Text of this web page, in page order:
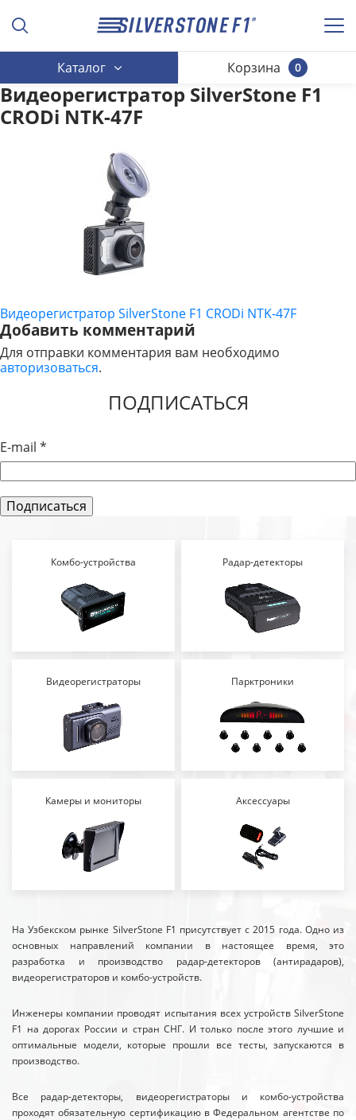
Каталог 0
Корзина
Видеорегистратор SilverStone F1
CRODi NTK-47F
НАВИГАЦИЯ
ПО
ЗАПИСЯМ
Видеорегистратор SilverStone F1 CRODi NTK-47F
Добавить комментарий
Для отправки комментария вам необходимо
авторизоваться.
ПОДПИСАТЬСЯ
E-mail *
Комбо-устройства Радар-детекторы
Видеорегистраторы Парктроники
Камеры и мониторы Аксессуары
На Узбекском рынке SilverStone F1 присутствует с 2015 года. Одно из
основных направлений компании в настоящее время, это
разработка и производство радар-детекторов (антирадаров),
видеорегистраторов и комбо-устройств.
Инженеры компании проводят испытания всех устройств SilverStone
F1 на дорогах России и стран СНГ. И только после этого лучшие и
оптимальные модели, которые прошли все тесты, запускаются в
производство.
Все радар-детекторы, видеорегистраторы и комбо-устройства
проходят обязательную сертификацию в Федеральном агентстве по